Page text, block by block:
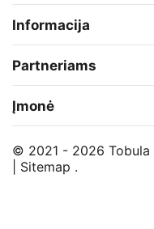
Informacija
Partneriams
Įmonė
© 2021 - 2026 Tobula
Sitemap .